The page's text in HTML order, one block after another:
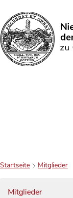
Suchen
Startseite Mitglieder
Mitglieder